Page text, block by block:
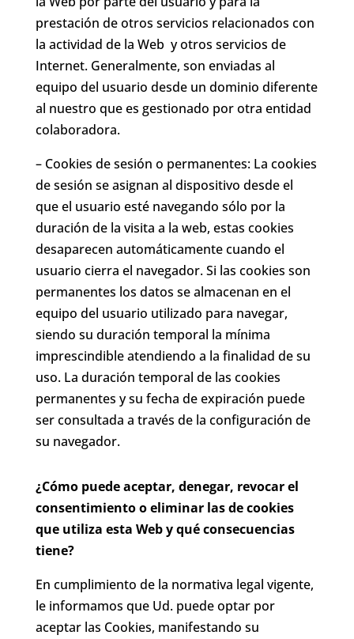
prestación de otros servicios relacionados con
la actividad de la Web y otros servicios de
Internet. Generalmente, son enviadas al
equipo del usuario desde un dominio diferente
al nuestro que es gestionado por otra entidad
colaboradora.
– Cookies de sesión o permanentes: La cookies
de sesión se asignan al dispositivo desde el
que el usuario esté navegando sólo por la
duración de la visita a la web, estas cookies
desaparecen automáticamente cuando el
usuario cierra el navegador. Si las cookies son
permanentes los datos se almacenan en el
equipo del usuario utilizado para navegar,
siendo su duración temporal la mínima
imprescindible atendiendo a la finalidad de su
uso. La duración temporal de las cookies
permanentes y su fecha de expiración puede
ser consultada a través de la configuración de
su navegador.
¿Cómo puede aceptar, denegar, revocar el
consentimiento o eliminar las de cookies
que utiliza esta Web y qué consecuencias
tiene?
En cumplimiento de la normativa legal vigente,
le informamos que Ud. puede optar por
aceptar las Cookies, manifestando su